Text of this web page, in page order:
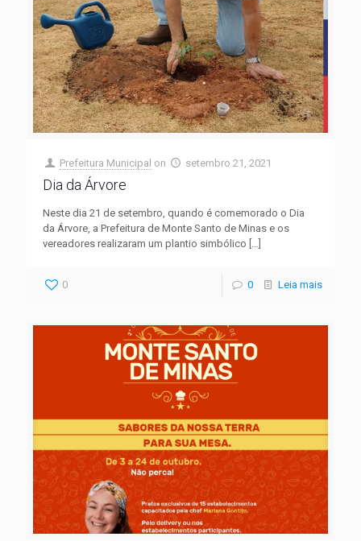
Prefeitura Municipal on setembro 21, 2021
Dia da Árvore
Neste dia 21 de setembro, quando é comemorado o Dia
da Árvore, a Prefeitura de Monte Santo de Minas e os
vereadores realizaram um plantio simbólico
0 0 Leia mais